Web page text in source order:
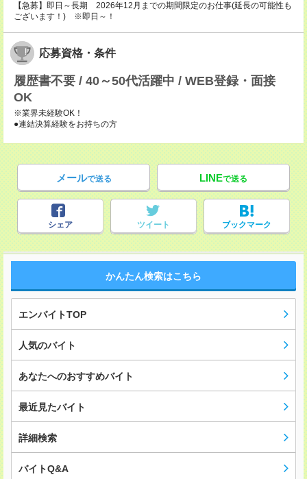
【急募】即日～長期 2026年12月までの期間限定のお仕事(延長の可能性も
ございます！) ※即日～！
応募資格・条件
履歴書不要 / 40～50代活躍中 / WEB登録・面接
OK
※業界未経験OK！
●連結決算経験をお持ちの方
メールで送る LINEで送る
シェア ツイート ブックマーク
かんたん検索はこちら
エンバイトTOP
人気のバイト
あなたへのおすすめバイト
最近見たバイト
詳細検索
バイトQ&A